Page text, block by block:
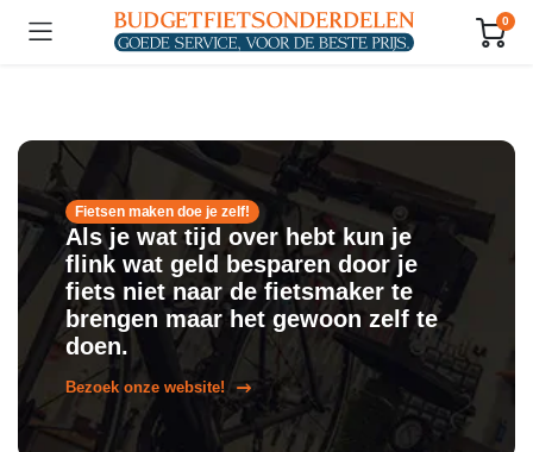
0
Fietsen maken doe je zelf!
Als je wat tijd over hebt kun je
flink wat geld besparen door je
fiets niet naar de fietsmaker te
brengen maar het gewoon zelf te
doen.
Bezoek onze website!